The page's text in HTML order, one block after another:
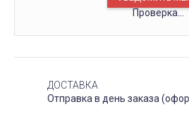
Проверка...
ДОСТАВКА
Отправка в день заказа